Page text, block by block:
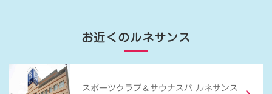
お近くのルネサンス
スポーツクラブ ＆ サウナスパ ルネサンス